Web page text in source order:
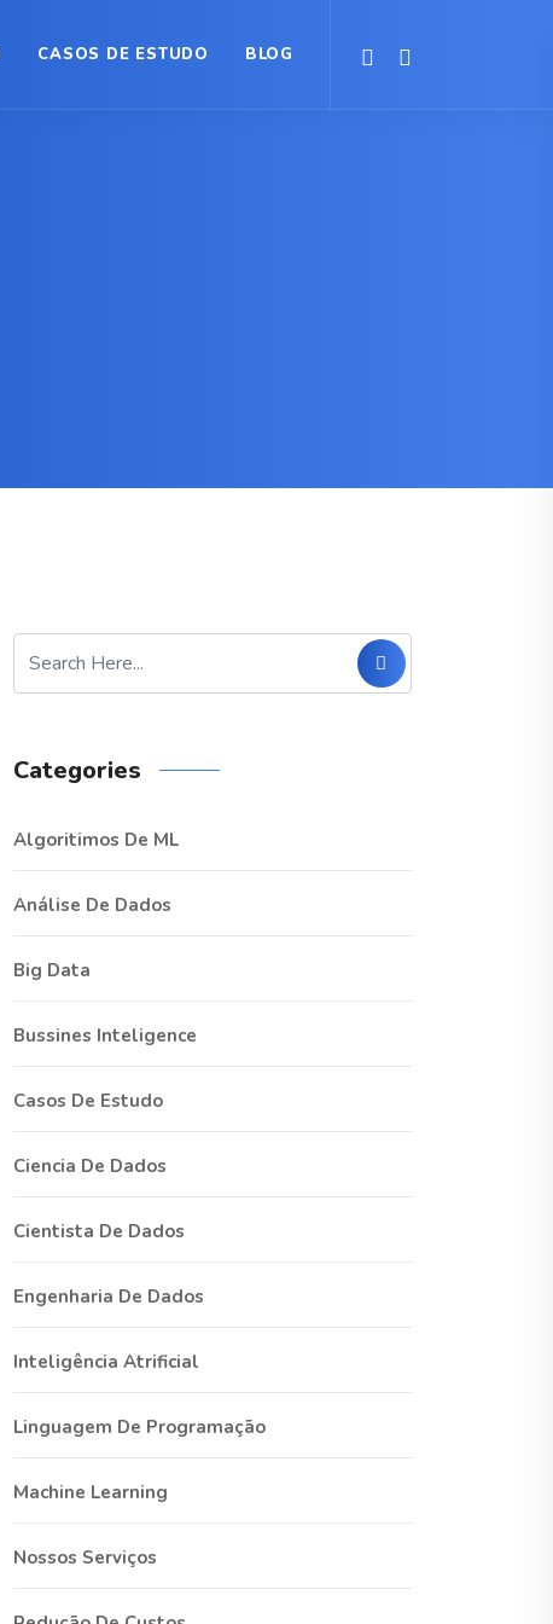
CASOS DE ESTUDO BLOG
Categories
Algoritimos De ML
Análise De Dados
Big Data
Bussines Inteligence
Casos De Estudo
Ciencia De Dados
Cientista De Dados
Engenharia De Dados
Inteligência Atrificial
Linguagem De Programação
Machine Learning
Nossos Serviços